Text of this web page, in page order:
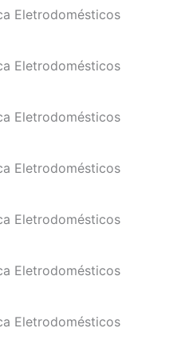
Eletrodomésticos
Eletrodomésticos
Eletrodomésticos
Eletrodomésticos
Eletrodomésticos
Eletrodomésticos
Eletrodomésticos